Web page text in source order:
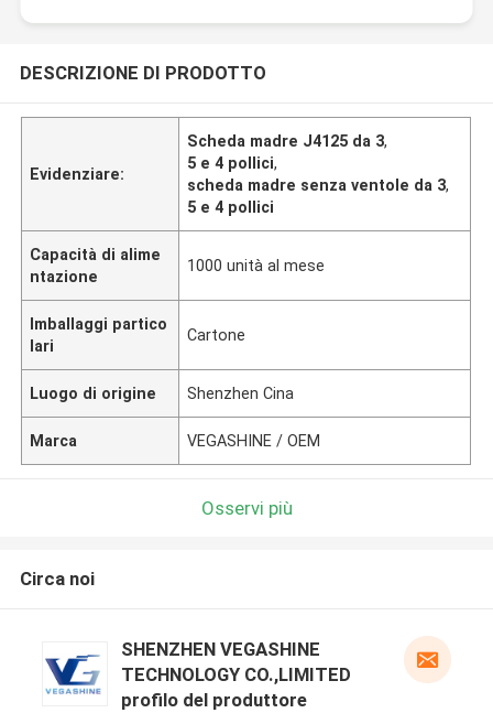
DESCRIZIONE DI PRODOTTO
Evidenziare:
Scheda madre J4125 da 3,
5 e 4 pollici,
scheda madre senza ventole da 3,
5 e 4 pollici
Capacità di alime
ntazione
1000 unità al mese
Imballaggi partico
lari
Cartone
Luogo di origine Shenzhen Cina
Marca VEGASHINE / OEM
Osservi più
Circa noi
SHENZHEN VEGASHINE
TECHNOLOGY CO.,LIMITED
profilo del produttore